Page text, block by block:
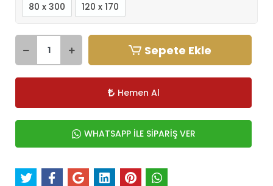
80 x 300
120 x 170
Sepete Ekle
Hemen Al
WHATSAPP İLE SİPARİŞ VER